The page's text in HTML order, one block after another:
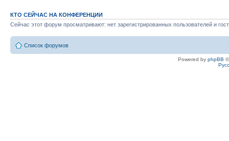
КТО СЕЙЧАС НА КОНФЕРЕНЦИИ
Сейчас этот форум просматривают: нет зарегистрированных пользователей и
Список форумов
Powered by phpBB